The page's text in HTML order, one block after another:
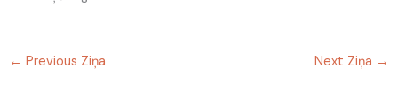
← Previous Ziņa Next Ziņa →